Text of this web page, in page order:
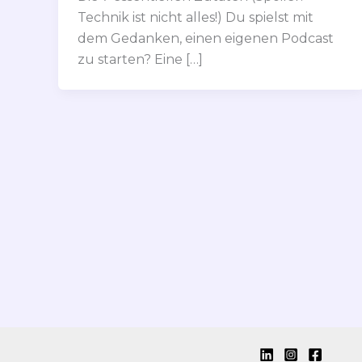
Technik ist nicht alles!) Du spielst mit
dem Gedanken, einen eigenen Podcast
zu starten? Eine […]